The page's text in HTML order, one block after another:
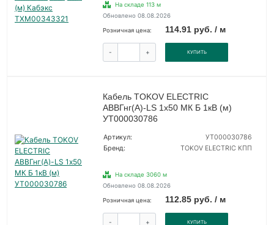
На складе 113 м
Обновлено 08.08.2026
Розничная цена: 114.91 руб. / м
- + КУПИТЬ
Кабель TOKOV ELECTRIC
АВВГнг(А)-LS 1х50 МК Б 1кВ (м)
УТ000030786
Артикул:
УТ000030786
Бренд:
TOKOV ELECTRIC КПП
На складе 3060 м
Обновлено 08.08.2026
Розничная цена: 112.85 руб. / м
- + КУПИТЬ